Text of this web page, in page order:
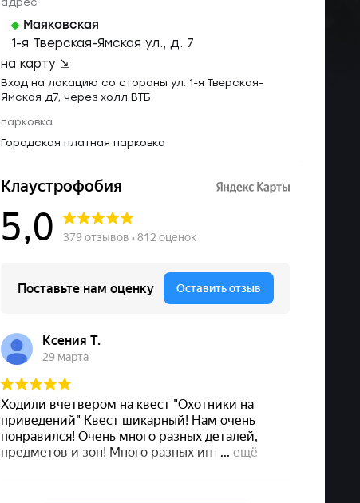
Маяковская
1-я Тверская-Ямская ул., д. 7
на карту ⇲
Вход на локацию со стороны ул. 1-я Тверская-
Ямская д7, через холл ВТБ
парковка
Городская платная парковка